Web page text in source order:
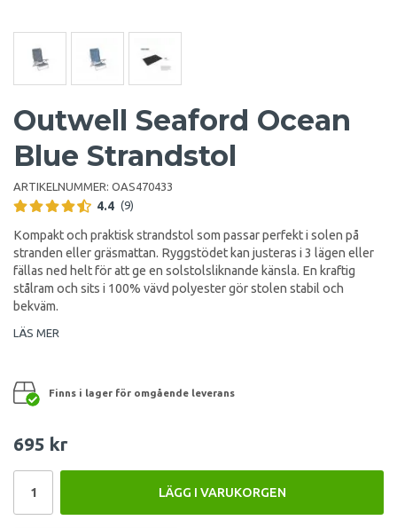
Outwell Seaford Ocean
Blue Strandstol
ARTIKELNUMMER: OAS470433
4.4 (9)
Kompakt och praktisk strandstol som passar perfekt i solen på
stranden eller gräsmattan. Ryggstödet kan justeras i 3 lägen eller
fällas ned helt för att ge en solstolsliknande känsla. En kraftig
stålram och sits i 100% vävd polyester gör stolen stabil och
bekväm.
LÄS MER
Finns i lager för omgående leverans
695 kr
LÄGG I VARUKORGEN